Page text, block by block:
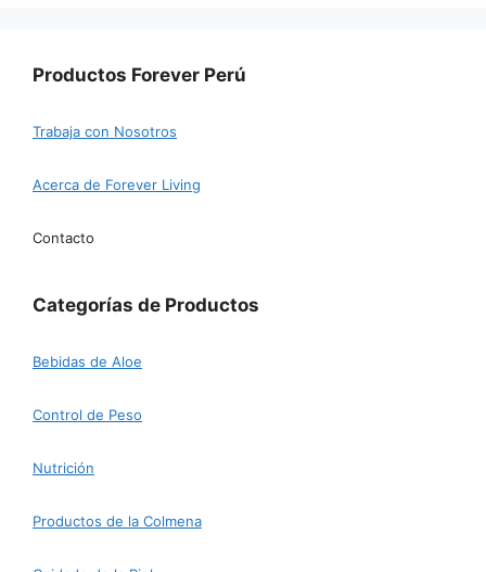
Productos Forever Perú
Trabaja con Nosotros
Acerca de Forever Living
Contacto
Categorías de Productos
Bebidas de Aloe
Control de Peso
Nutrición
Productos de la Colmena